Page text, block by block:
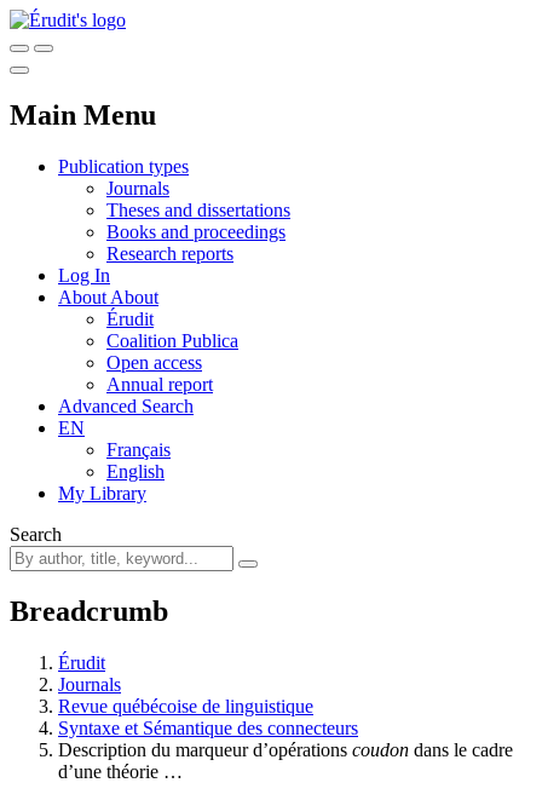
Main Menu
Publication types
Journals
Theses and dissertations
Books and proceedings
Research reports
Log In
About About
Érudit
Coalition Publica
Open access
Annual report
Advanced Search
EN
Français
English
My Library
Search
Breadcrumb
Érudit
Journals
Revue québécoise de linguistique
Syntaxe et Sémantique des connecteurs
Description du marqueur d’opérations coudon dans le cadre
d’une théorie …